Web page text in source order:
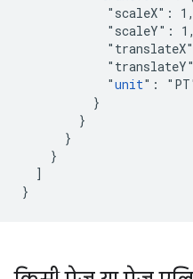
            "scaleX": 1,
            "scaleY": 1,
            "
unit":
          }
        }
      }
    }
  ]
}